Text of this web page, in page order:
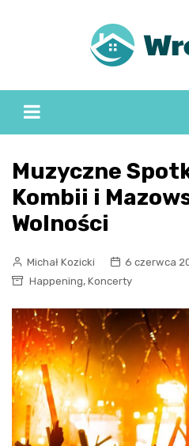
Muzyczne
Kombii i
Wolności
Michał Kozicki
6 czerwca
Happening, Koncerty